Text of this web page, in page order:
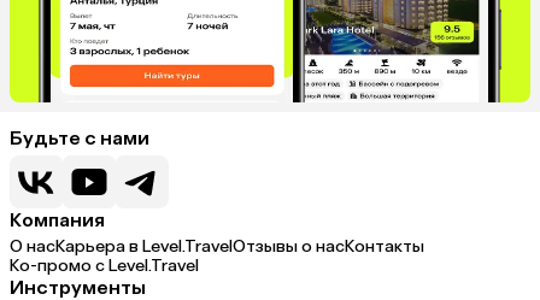
Будьте с нами
Компания
О насКарьера в Level.TravelОтзывы о насКонтакты
Ко-промо с Level.Travel
Инструменты